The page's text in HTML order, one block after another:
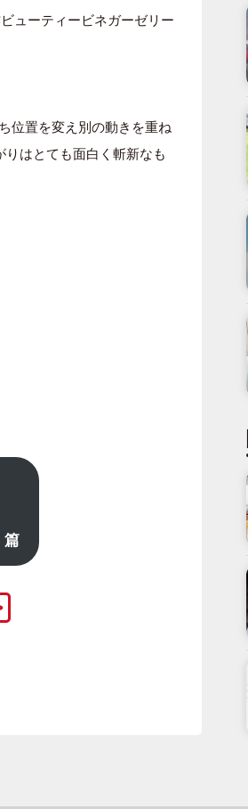
ューティービネガーゼリー
位置を変え別の動きを重ね
はとても面白く斬新なも
篇